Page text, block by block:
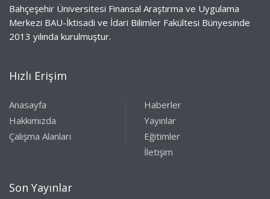
Bahçeşehir Üniversitesi Finansal Araştırma ve Uygulama
Merkezi BAU-İktisadi ve İdari Bilimler Fakültesi Bünyesinde
2013 yılında kurulmuştur.
Hızlı Erişim
Anasayfa
Hakkımızda
Çalışma Alanları
Haberler
Yayınlar
Eğitimler
İletişim
Son Yayınlar